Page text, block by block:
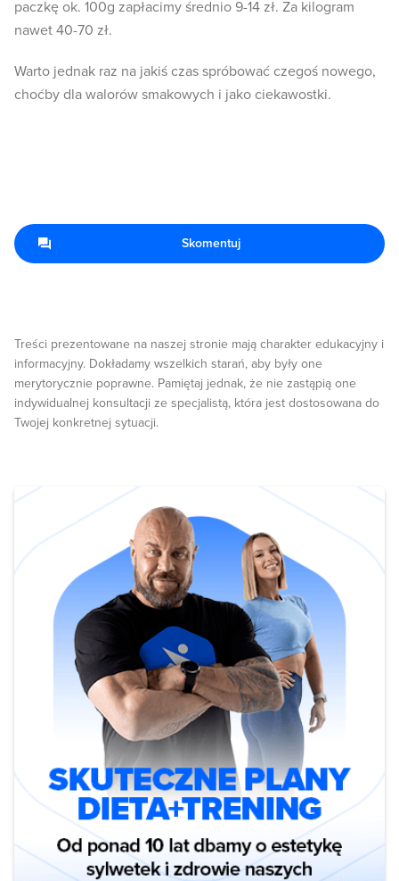
paczkę ok. 100g zapłacimy średnio 9-14 zł. Za kilogram
nawet 40-70 zł.
Warto jednak raz na jakiś czas spróbować czegoś nowego,
choćby dla walorów smakowych i jako ciekawostki.
Treści prezentowane na naszej stronie mają charakter edukacyjny i
informacyjny. Dokładamy wszelkich starań, aby były one
merytorycznie poprawne. Pamiętaj jednak, że nie zastąpią one
indywidualnej konsultacji ze specjalistą, która jest dostosowana do
Twojej konkretnej sytuacji.
Skomentuj